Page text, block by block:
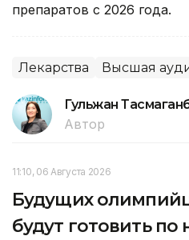
препаратов с 2026 года.
Лекарства Высшая
Гульжан
Автор
11:10, 06 Августа 2026
Будущих
будут готовить